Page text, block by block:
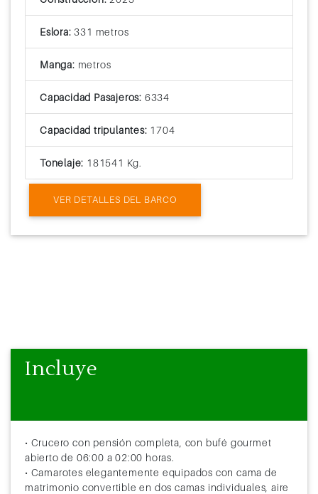
Eslora: 331 metros
Manga: metros
Capacidad Pasajeros: 6334
Capacidad tripulantes: 1704
Tonelaje: 181541 Kg.
VER DETALLES DEL BARCO
Incluye
• Crucero con pensión completa, con bufé gourmet
abierto de 06:00 a 02:00 horas.
• Camarotes elegantemente equipados con cama de
matrimonio convertible en dos camas individuales, aire